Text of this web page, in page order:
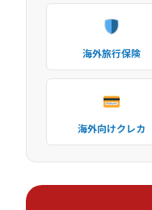
海外旅行保険
海外向けクレカ